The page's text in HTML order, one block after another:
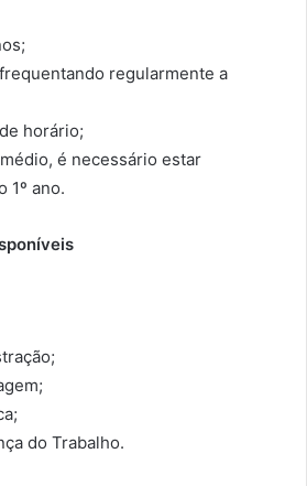
regularmente a
horário;
é necessário estar
1º ano.
do Trabalho.